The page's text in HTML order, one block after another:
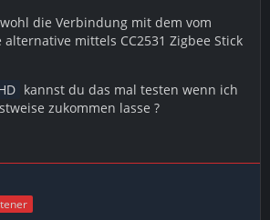
die Verbindung mit dem vom
mittels CC2531 Zigbee Stick
kannst du das mal testen wenn ich
zukommen lasse ?